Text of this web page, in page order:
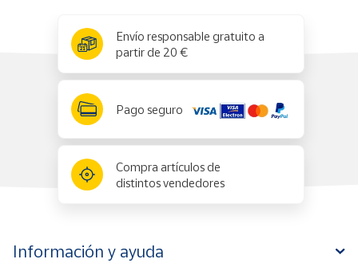
Envío responsable gratuito a
partir de 20 €
Pago seguro
Compra artículos de
distintos vendedores
Información y ayuda